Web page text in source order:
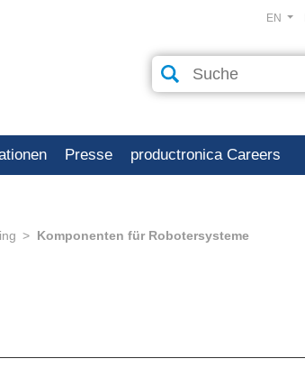
EN
Presse productronica Careers
Komponenten für Robotersysteme